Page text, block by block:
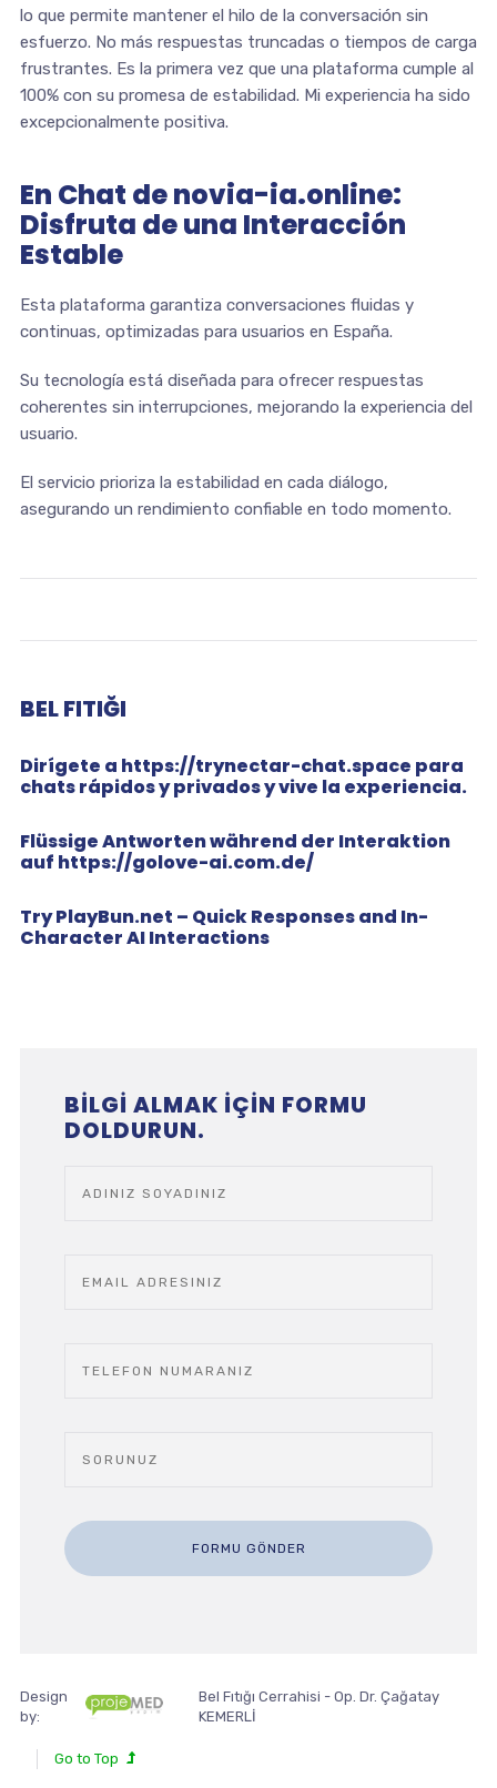
lo que permite mantener el hilo de la conversación sin
esfuerzo. No más respuestas truncadas o tiempos de carga
frustrantes. Es la primera vez que una plataforma cumple al
100% con su promesa de estabilidad. Mi experiencia ha sido
excepcionalmente positiva.
En Chat de novia-ia.online:
Disfruta de una Interacción
Estable
Esta plataforma garantiza conversaciones fluidas y
continuas, optimizadas para usuarios en España.
Su tecnología está diseñada para ofrecer respuestas
coherentes sin interrupciones, mejorando la experiencia del
usuario.
El servicio prioriza la estabilidad en cada diálogo,
asegurando un rendimiento confiable en todo momento.
BEL FITIĞI
Dirígete a https://trynectar-chat.space para
chats rápidos y privados y vive la experiencia.
Flüssige Antworten während der Interaktion
auf https://golove-ai.com.de/
Try PlayBun.net – Quick Responses and In-
Character AI Interactions
BILGI ALMAK IÇIN FORMU
DOLDURUN.
Design
by:
Bel Fıtığı Cerrahisi - Op. Dr. Çağatay
KEMERLİ
Go to Top